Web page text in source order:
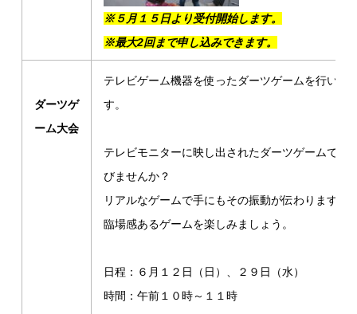
※５月１５日より受付開始します。
※最大2回まで申し込みできます。
ダーツゲ
ーム大会
テレビゲーム機器を使ったダーツゲームを行いま
す。
テレビモニターに映し出されたダーツゲームで遊
びませんか？
リアルなゲームで手にもその振動が伝わります。
臨場感あるゲームを楽しみましょう。
日程：６月１２日（日）、２９日（水）
時間：午前１０時～１１時